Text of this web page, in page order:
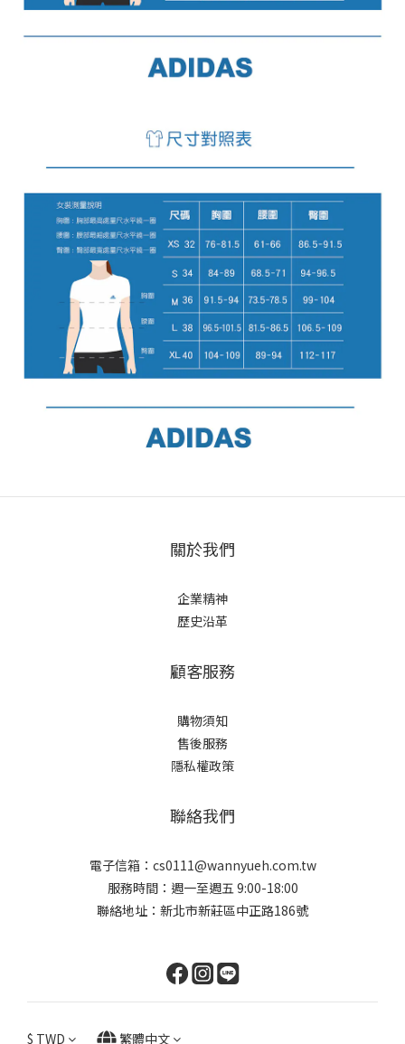
關於我們
企業精神
歷史沿革
顧客服務
購物須知
售後服務
隱私權政策
聯絡我們
電子信箱：cs0111@wannyueh.com.tw
服務時間：週一至週五 9:00-18:00
聯絡地址：新北市新莊區中正路186號
$ TWD 繁體中文